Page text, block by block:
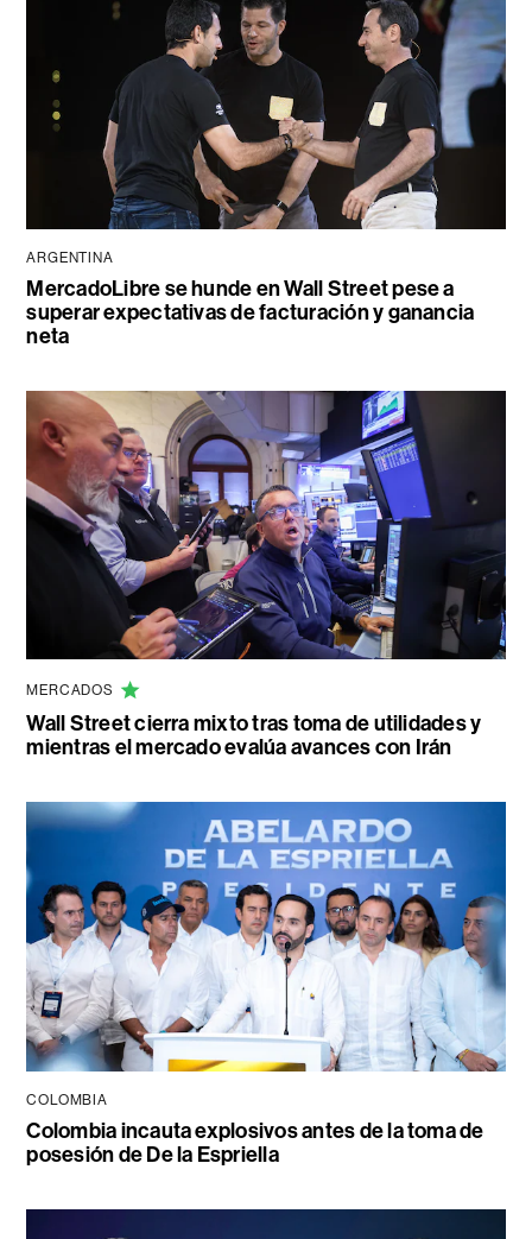
ARGENTINA
MercadoLibre se hunde en Wall Street pese a
superar expectativas de facturación y ganancia
neta
MERCADOS
Wall Street cierra mixto tras toma de utilidades y
mientras el mercado evalúa avances con Irán
COLOMBIA
Colombia incauta explosivos antes de la toma de
posesión de De la Espriella